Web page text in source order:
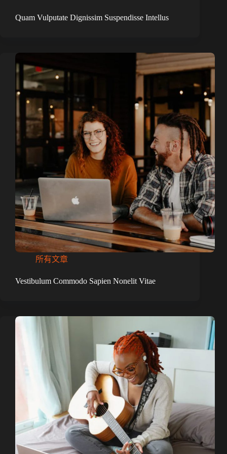
Quam Vulputate Dignissim Suspendisse Intellus
所有文章
Vestibulum Commodo Sapien Nonelit Vitae